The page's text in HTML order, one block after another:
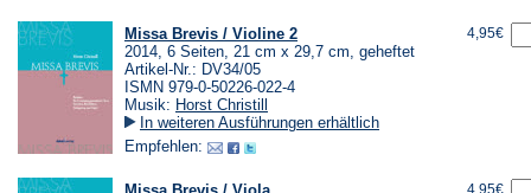
Missa Brevis / Violine 2
2014, 6 Seiten, 21 cm x 29,7 cm, geheftet
Artikel-Nr.: DV34/05
ISMN 979-0-50226-022-4
Musik: Horst Christill
In weiteren Ausführungen erhältlich
Empfehlen:
4,95€
4,95€